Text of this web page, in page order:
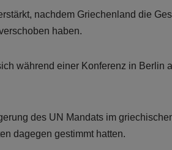
nachdem Griechenland die
haben.
während einer Konferenz in Berlin
des UN Mandats im
dagegen gestimmt hatten.